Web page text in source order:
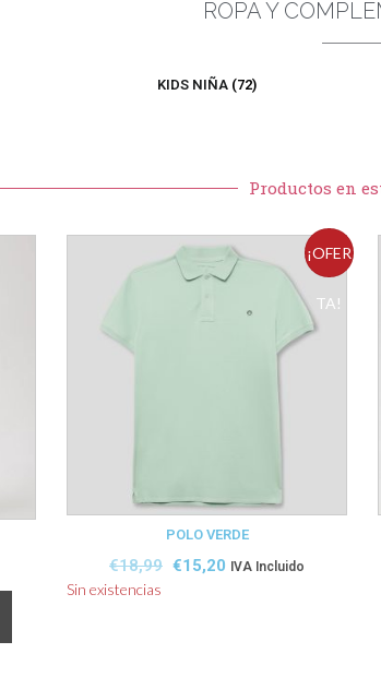
ROPA Y
KIDS NIÑA (72)
Productos en
¡OFER
TA!
POLO VERDE
€18,99 €15,20 IVA Incluido
Sin existencias